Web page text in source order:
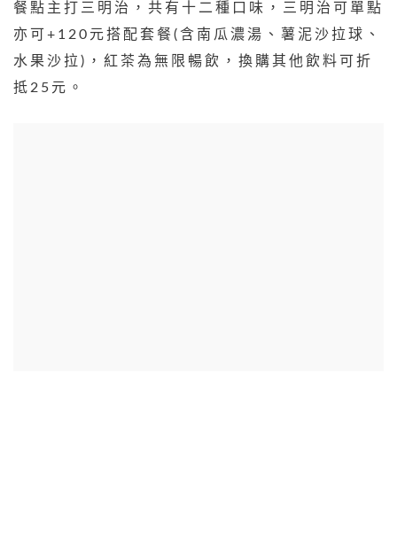
餐點主打三明治，共有十二種口味，三明治可單點
亦可+120元搭配套餐(含南瓜濃湯、薯泥沙拉球、
水果沙拉)，紅茶為無限暢飲，換購其他飲料可折
抵25元。